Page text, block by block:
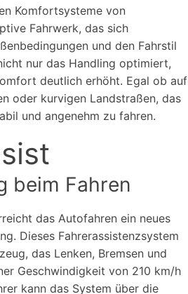
Komfortsysteme von
Fahrwerk, das sich
und den Fahrstil
nur das Handling optimiert,
deutlich erhöht. Egal ob auf
oder kurvigen Landstraßen, das
und angenehm zu fahren.
beim Fahren
das Autofahren ein neues
Dieses Fahrerassistenzsystem
das Lenken, Bremsen und
Geschwindigkeit von 210 km/h
kann das System über die